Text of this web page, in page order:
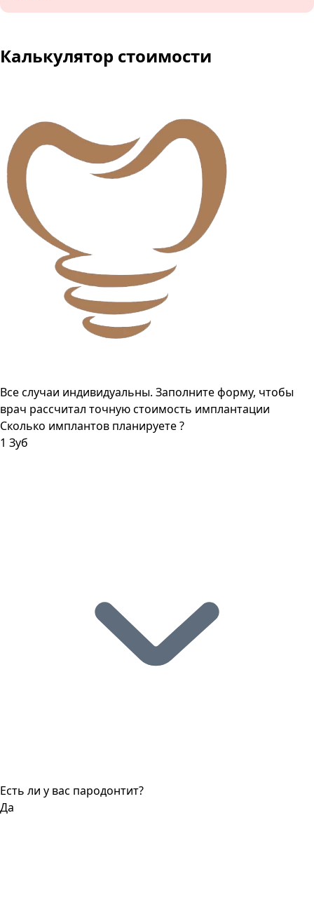
Калькулятор стоимости
Все случаи индивидуальны. Заполните форму, чтобы
врач рассчитал точную стоимость имплантации
Сколько имплантов планируете ?
1 Зуб
Есть ли у вас пародонтит?
Да